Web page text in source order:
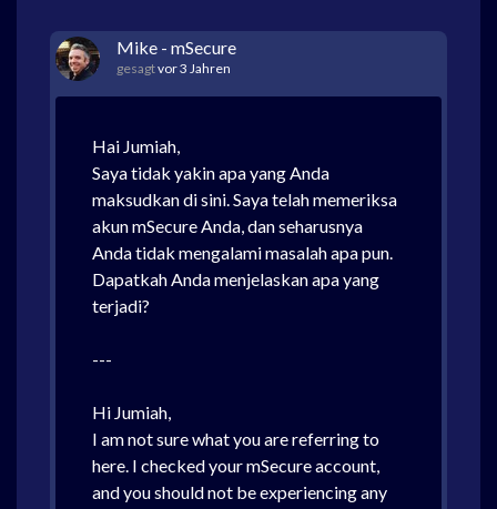
Mike - mSecure
gesagtvor 3 Jahren
Hai Jumiah,
Saya tidak yakin apa yang Anda
maksudkan di sini. Saya telah memeriksa
akun mSecure Anda, dan seharusnya
Anda tidak mengalami masalah apa pun.
Dapatkah Anda menjelaskan apa yang
terjadi?
---
Hi Jumiah,
I am not sure what you are referring to
here. I checked your mSecure account,
and you should not be experiencing any